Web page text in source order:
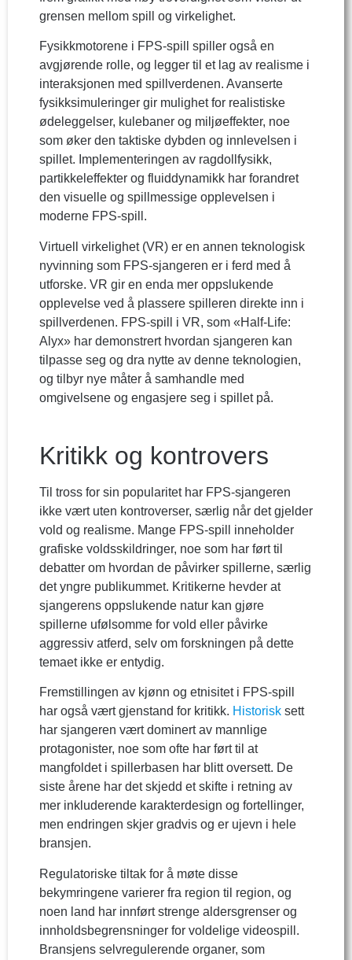
grensen mellom spill og virkelighet.
Fysikkmotorene i FPS-spill spiller også en
avgjørende rolle, og legger til et lag av realisme i
interaksjonen med spillverdenen. Avanserte
fysikksimuleringer gir mulighet for realistiske
ødeleggelser, kulebaner og miljøeffekter, noe
som øker den taktiske dybden og innlevelsen i
spillet. Implementeringen av ragdollfysikk,
partikkeleffekter og fluiddynamikk har forandret
den visuelle og spillmessige opplevelsen i
moderne FPS-spill.
Virtuell virkelighet (VR) er en annen teknologisk
nyvinning som FPS-sjangeren er i ferd med å
utforske. VR gir en enda mer oppslukende
opplevelse ved å plassere spilleren direkte inn i
spillverdenen. FPS-spill i VR, som «Half-Life:
Alyx» har demonstrert hvordan sjangeren kan
tilpasse seg og dra nytte av denne teknologien,
og tilbyr nye måter å samhandle med
omgivelsene og engasjere seg i spillet på.
Kritikk og kontrovers
Til tross for sin popularitet har FPS-sjangeren
ikke vært uten kontroverser, særlig når det gjelder
vold og realisme. Mange FPS-spill inneholder
grafiske voldsskildringer, noe som har ført til
debatter om hvordan de påvirker spillerne, særlig
det yngre publikummet. Kritikerne hevder at
sjangerens oppslukende natur kan gjøre
spillerne ufølsomme for vold eller påvirke
aggressiv atferd, selv om forskningen på dette
temaet ikke er entydig.
Fremstillingen av kjønn og etnisitet i FPS-spill
har også vært gjenstand for kritikk. Historisk sett
har sjangeren vært dominert av mannlige
protagonister, noe som ofte har ført til at
mangfoldet i spillerbasen har blitt oversett. De
siste årene har det skjedd et skifte i retning av
mer inkluderende karakterdesign og fortellinger,
men endringen skjer gradvis og er ujevn i hele
bransjen.
Regulatoriske tiltak for å møte disse
bekymringene varierer fra region til region, og
noen land har innført strenge aldersgrenser og
innholdsbegrensninger for voldelige videospill.
Bransjens selvregulerende organer, som